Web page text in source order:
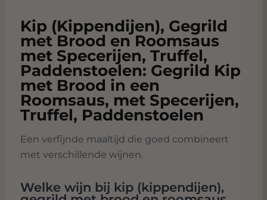
Kip (Kippendijen), Gegrild
met Brood en Roomsaus
met Specerijen, Truffel,
Paddenstoelen: Gegrild Kip
met Brood in een
Roomsaus, met Specerijen,
Truffel, Paddenstoelen
Een verfijnde maaltijd die goed combineert
met verschillende wijnen.
Welke wijn bij kip (kippendijen),